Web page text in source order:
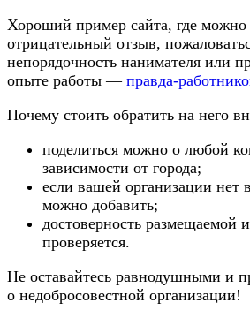
Хороший пример сайта, где можно
отрицательный отзыв,
непорядочность нанимателя или
опыте работы — правда-
Почему стоить обратить на него
поделиться можно о любой
зависимости от города;
если вашей организации нет
можно добавить;
достоверность размещаемой
проверяется.
Не оставайтесь равнодушными и
о недобросовестной организации!